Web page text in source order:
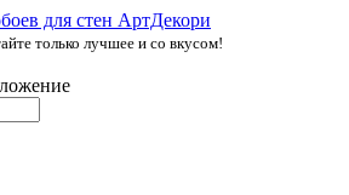
только лучшее и со вкусом!